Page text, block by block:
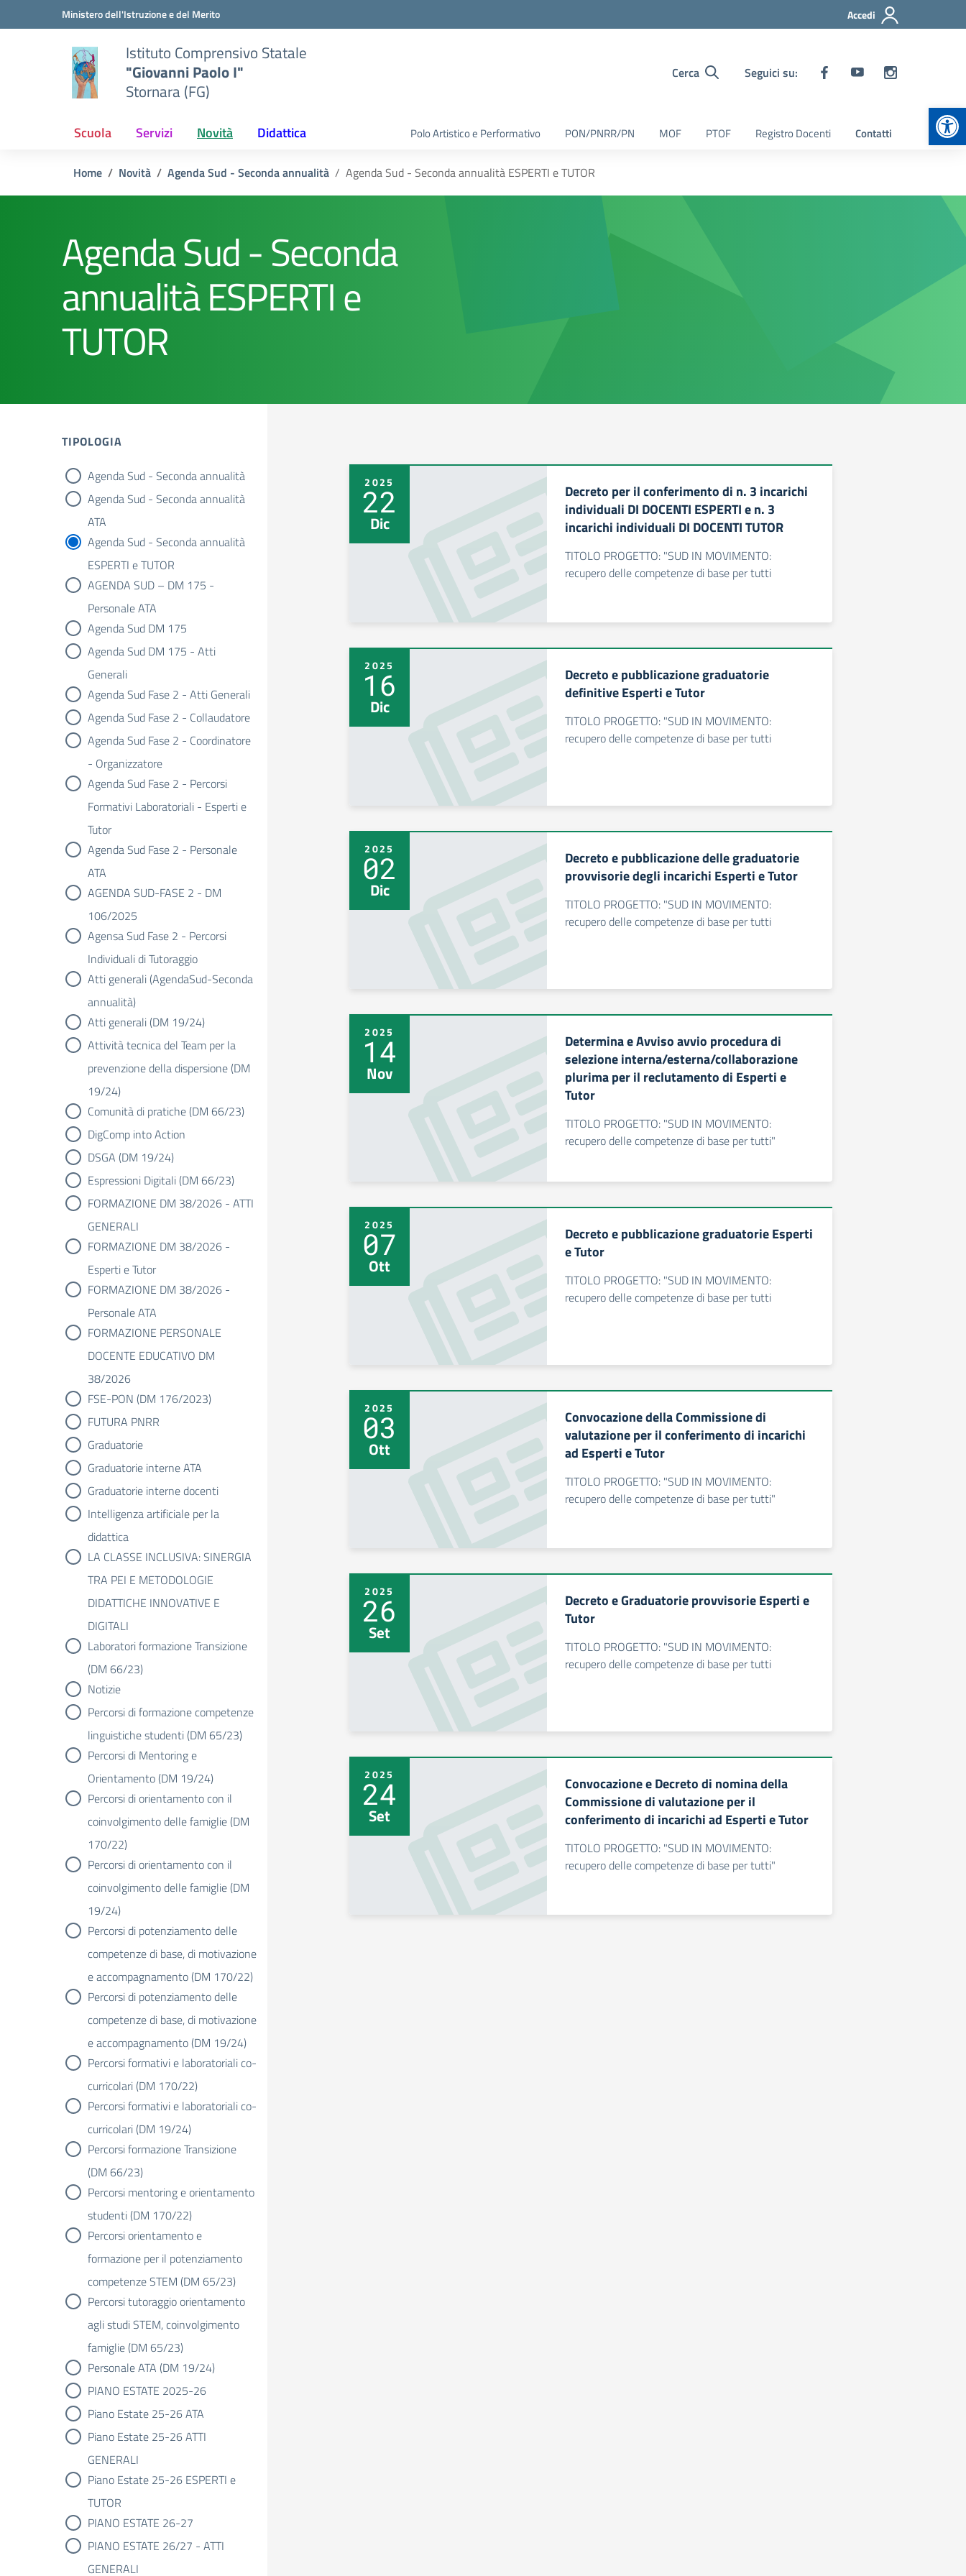
Vai ai contenuti
Vai al menu di navigazioneMinistero dell'Istruzione e del Merito Accedi
Istituto Comprensivo Statale
"Giovanni Paolo I"
Stornara (FG)
Cerca Seguici su:
Scuola Servizi Novità Didattica Polo Artistico e Performativo PON/PNRR/PN MOF PTOF Registro Docenti Contatti
Home Novità Agenda Sud - Seconda annualità Agenda Sud - Seconda annualità ESPERTI e TUTOR
Agenda Sud - Seconda
annualità ESPERTI e
TUTOR
TIPOLOGIA
tipologia di articoli
Agenda Sud - Seconda annualità
Agenda Sud - Seconda annualità
ATA
Agenda Sud - Seconda annualità
ESPERTI e TUTOR
AGENDA SUD – DM 175 -
Personale ATA
Agenda Sud DM 175
Agenda Sud DM 175 - Atti
Generali
Agenda Sud Fase 2 - Atti Generali
Agenda Sud Fase 2 - Collaudatore
Agenda Sud Fase 2 - Coordinatore
- Organizzatore
Agenda Sud Fase 2 - Percorsi
Formativi Laboratoriali - Esperti e
Tutor
Agenda Sud Fase 2 - Personale
ATA
AGENDA SUD-FASE 2 - DM
106/2025
Agensa Sud Fase 2 - Percorsi
Individuali di Tutoraggio
Atti generali (AgendaSud-Seconda
annualità)
Atti generali (DM 19/24)
Attività tecnica del Team per la
prevenzione della dispersione (DM
19/24)
Comunità di pratiche (DM 66/23)
DigComp into Action
DSGA (DM 19/24)
Espressioni Digitali (DM 66/23)
FORMAZIONE DM 38/2026 - ATTI
GENERALI
FORMAZIONE DM 38/2026 -
Esperti e Tutor
FORMAZIONE DM 38/2026 -
Personale ATA
FORMAZIONE PERSONALE
DOCENTE EDUCATIVO DM
38/2026
FSE-PON (DM 176/2023)
FUTURA PNRR
Graduatorie
Graduatorie interne ATA
Graduatorie interne docenti
Intelligenza artificiale per la
didattica
LA CLASSE INCLUSIVA: SINERGIA
TRA PEI E METODOLOGIE
DIDATTICHE INNOVATIVE E
DIGITALI
Laboratori formazione Transizione
(DM 66/23)
Notizie
Percorsi di formazione competenze
linguistiche studenti (DM 65/23)
Percorsi di Mentoring e
Orientamento (DM 19/24)
Percorsi di orientamento con il
coinvolgimento delle famiglie (DM
170/22)
Percorsi di orientamento con il
coinvolgimento delle famiglie (DM
19/24)
Percorsi di potenziamento delle
competenze di base, di motivazione
e accompagnamento (DM 170/22)
Percorsi di potenziamento delle
competenze di base, di motivazione
e accompagnamento (DM 19/24)
Percorsi formativi e laboratoriali co-
curricolari (DM 170/22)
Percorsi formativi e laboratoriali co-
curricolari (DM 19/24)
Percorsi formazione Transizione
(DM 66/23)
Percorsi mentoring e orientamento
studenti (DM 170/22)
Percorsi orientamento e
formazione per il potenziamento
competenze STEM (DM 65/23)
Percorsi tutoraggio orientamento
agli studi STEM, coinvolgimento
famiglie (DM 65/23)
Personale ATA (DM 19/24)
PIANO ESTATE 2025-26
Piano Estate 25-26 ATA
Piano Estate 25-26 ATTI
GENERALI
Piano Estate 25-26 ESPERTI e
TUTOR
PIANO ESTATE 26-27
PIANO ESTATE 26/27 - ATTI
GENERALI
2025
22
Dic
Decreto per il conferimento di n. 3 incarichi
individuali DI DOCENTI ESPERTI e n. 3
incarichi individuali DI DOCENTI TUTOR
TITOLO PROGETTO: "SUD IN MOVIMENTO:
recupero delle competenze di base per tutti
2025
16
Dic
Decreto e pubblicazione graduatorie
definitive Esperti e Tutor
TITOLO PROGETTO: "SUD IN MOVIMENTO:
recupero delle competenze di base per tutti
2025
02
Dic
Decreto e pubblicazione delle graduatorie
provvisorie degli incarichi Esperti e Tutor
TITOLO PROGETTO: "SUD IN MOVIMENTO:
recupero delle competenze di base per tutti
2025
14
Nov
Determina e Avviso avvio procedura di
selezione interna/esterna/collaborazione
plurima per il reclutamento di Esperti e
Tutor
TITOLO PROGETTO: "SUD IN MOVIMENTO:
recupero delle competenze di base per tutti"
2025
07
Ott
Decreto e pubblicazione graduatorie Esperti
e Tutor
TITOLO PROGETTO: "SUD IN MOVIMENTO:
recupero delle competenze di base per tutti
2025
03
Ott
Convocazione della Commissione di
valutazione per il conferimento di incarichi
ad Esperti e Tutor
TITOLO PROGETTO: "SUD IN MOVIMENTO:
recupero delle competenze di base per tutti"
2025
26
Set
Decreto e Graduatorie provvisorie Esperti e
Tutor
TITOLO PROGETTO: "SUD IN MOVIMENTO:
recupero delle competenze di base per tutti
2025
24
Set
Convocazione e Decreto di nomina della
Commissione di valutazione per il
conferimento di incarichi ad Esperti e Tutor
TITOLO PROGETTO: "SUD IN MOVIMENTO:
recupero delle competenze di base per tutti"